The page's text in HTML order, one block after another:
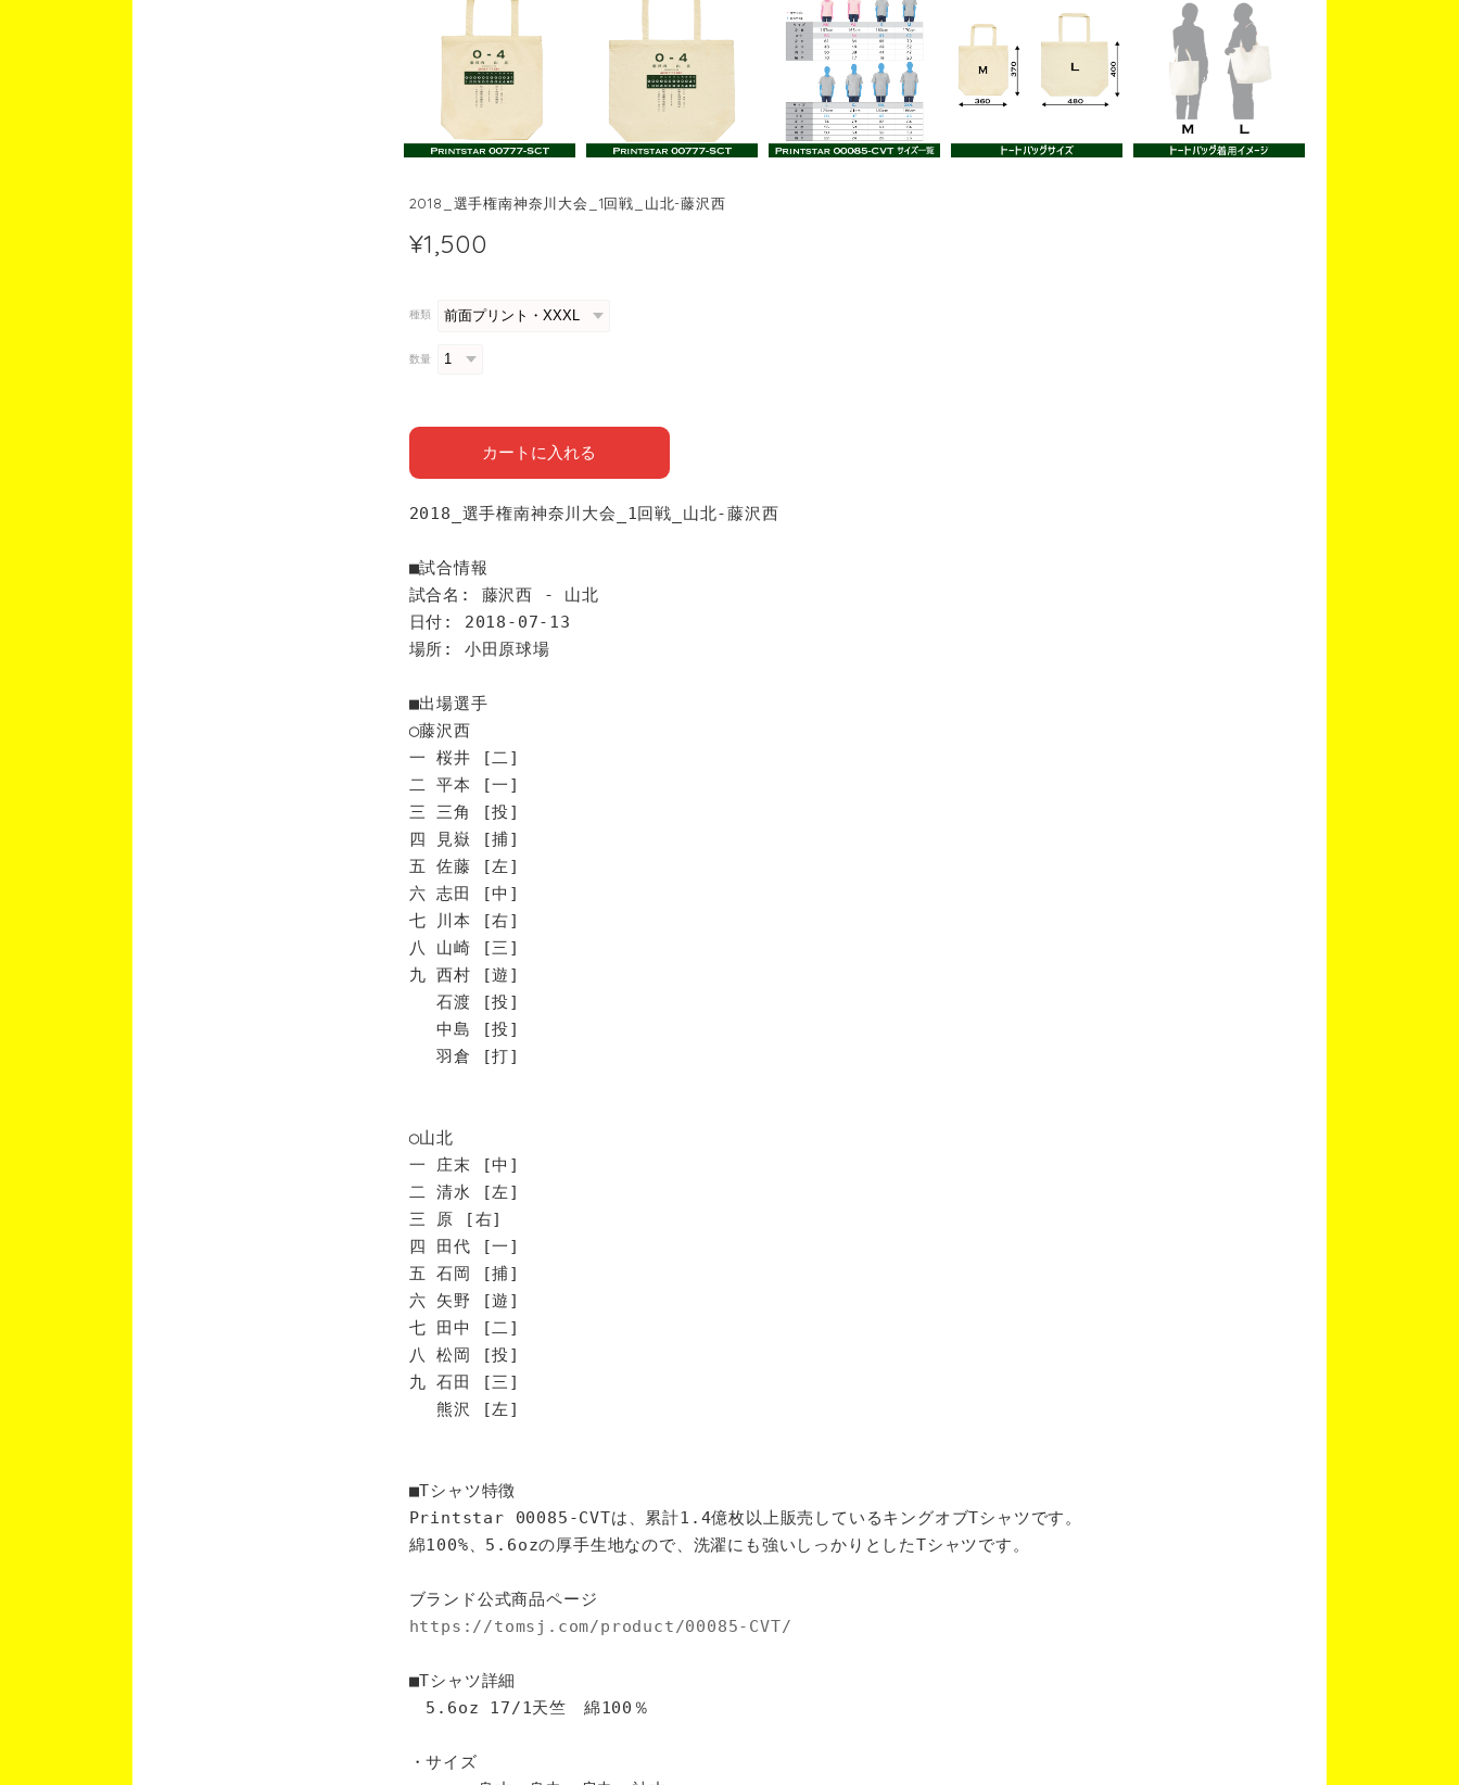
2018_選手権南神奈川大会_1回戦_山北-藤沢西
¥1,500
種類
数量
カートに入れる
2018_選手権南神奈川大会_1回戦_山北-藤沢西
■試合情報
試合名: 藤沢西 - 山北
日付: 2018-07-13
場所: 小田原球場
■出場選手
◯藤沢西
一 桜井 [二]
二 平本 [一]
三 三角 [投]
四 見嶽 [捕]
五 佐藤 [左]
六 志田 [中]
七 川本 [右]
八 山崎 [三]
九 西村 [遊]
石渡 [投]
中島 [投]
羽倉 [打]
◯山北
一 庄末 [中]
二 清水 [左]
三 原 [右]
四 田代 [一]
五 石岡 [捕]
六 矢野 [遊]
七 田中 [二]
八 松岡 [投]
九 石田 [三]
熊沢 [左]
■Tシャツ特徴
Printstar 00085-CVTは、累計1.4億枚以上販売しているキングオブTシャツです。
綿100%、5.6ozの厚手生地なので、洗濯にも強いしっかりとしたTシャツです。
ブランド公式商品ページ
https://tomsj.com/product/00085-CVT/
■Tシャツ詳細
5.6oz 17/1天竺 綿100％
・サイズ